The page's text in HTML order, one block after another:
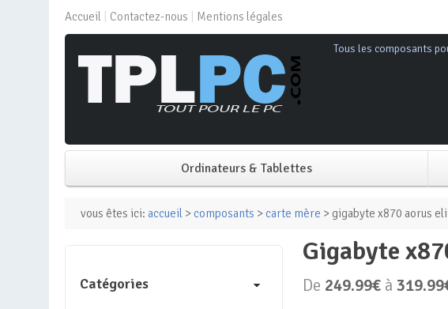
Accueil Contactez-nous Mentions légales
Tous les composants
Ordinateurs & Tablettes
PC de bureau
Mini PC
vous êtes ici: accueil > composants > carte mère > gigabyte x870 aorus
gigabyte
De 249.99€ à
Catégories